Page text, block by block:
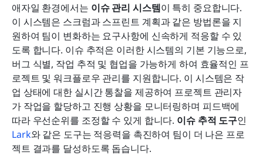
애자일 환경에서는 이슈 관리 시스템이 특히 중요합니다.
이 시스템은 스크럼과 스프린트 계획과 같은 방법론을 지
원하여 팀이 변화하는 요구사항에 신속하게 적응할 수 있
도록 합니다. 이슈 추적은 이러한 시스템의 기본 기능으로,
버그 식별, 작업 추적 및 협업을 가능하게 하여 효율적인 프
로젝트 및 워크플로우 관리를 지원합니다. 이 시스템은 작
업 상태에 대한 실시간 통찰을 제공하여 프로젝트 관리자
가 작업을 할당하고 진행 상황을 모니터링하며 피드백에
따라 우선순위를 조정할 수 있게 합니다. 이슈 추적 도구
Lark와 같은 도구는 적응력을 촉진하여 팀이 더 나은 프로
젝트 결과를 달성하도록 돕습니다.